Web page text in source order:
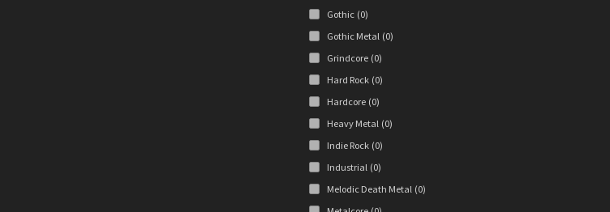
Gothic (0)
Gothic Metal (0)
Grindcore (0)
Hard Rock (0)
Hardcore (0)
Heavy Metal (0)
Indie Rock (0)
Industrial (0)
Melodic Death Metal (0)